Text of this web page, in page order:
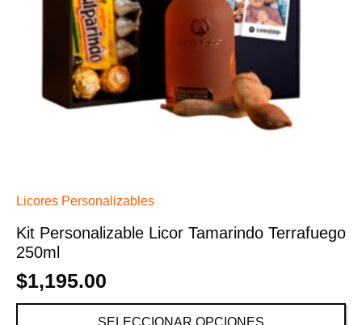
Licores Personalizables
Kit Personalizable Licor Tamarindo Terrafuego
250ml
$1,195.00
SELECCIONAR OPCIONES